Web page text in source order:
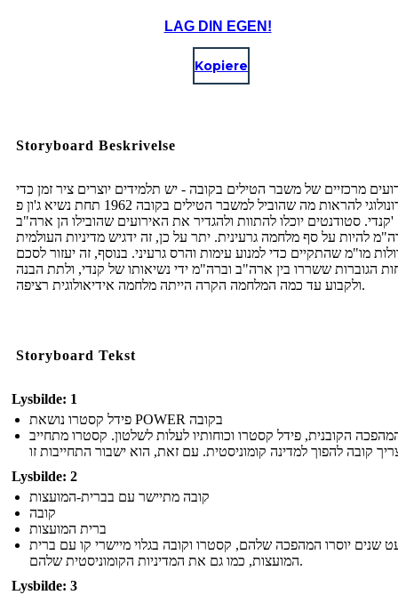
LAG DIN EGEN!
Kopiere
Storyboard Beskrivelse
מרכזיים של משבר הטילים בקובה - יש תלמידים יוצרים ציר זמן כדי
כרונולוגי להראות מה שהוביל למשבר הטילים בקובה 1962 תחת נשיא ג'ון פ
'קנדי. סטודנטים יוכלו להתוות ולהגדיר את האירועים שהובילו הן ארה"ב
להיות על סף מלחמה גרעינית. יתר על כן, זה ידגיש מדיניות העולמית
מו"מ שהתקיים כדי למנוע עימות והרס גרעיני. בנוסף, זה יעזור לסכם
הגוברות ששררו בין ארה"ב וברה"מ ידי נשיאותו של קנדי, ולתת הבנה
ולקבוע עד כמה המלחמה הקרה הייתה מלחמה אידיאולוגית רציפה.
Storyboard Tekst
Lysbilde: 1
פידל קסטרו נושאת POWER בקובה
הקובנית, פידל קסטרו וכוחותיו לעלות לשלטון. קסטרו מתחייב
Lysbilde: 2
קובה מתיישר עם בברית-המועצות
קובה
ברית המועצות
שנים יוסרו המהפכה שלהם, קסטרו וקובה בגלוי מיישרי קו עם ברית
המועצות, כמו גם את המדיניות הקומוניסטית שלהם.
Lysbilde: 3